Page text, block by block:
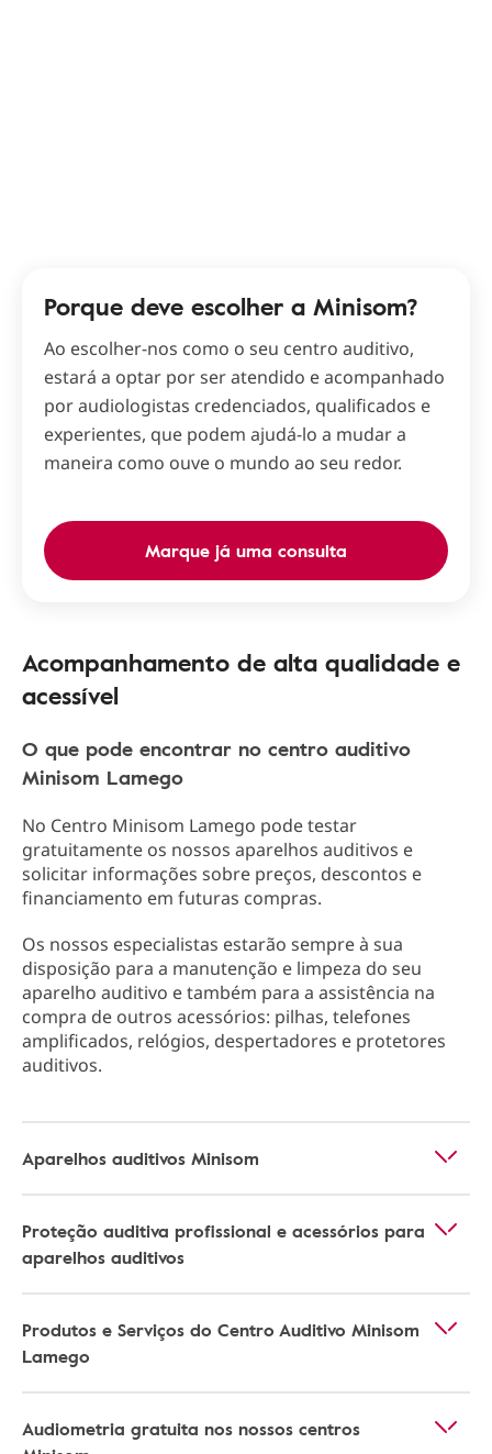
Porque deve escolher a Minisom?
Ao escolher-nos como o seu centro auditivo,
estará a optar por ser atendido e acompanhado
por audiologistas credenciados, qualificados e
experientes, que podem ajudá-lo a mudar a
maneira como ouve o mundo ao seu redor.
Marque já uma consulta
Acompanhamento de alta qualidade e
acessível
O que pode encontrar no centro auditivo
Minisom Lamego
No Centro Minisom Lamego pode testar
gratuitamente os nossos aparelhos auditivos e
solicitar informações sobre preços, descontos e
financiamento em futuras compras.
Os nossos especialistas estarão sempre à sua
disposição para a manutenção e limpeza do seu
aparelho auditivo e também para a assistência na
compra de outros acessórios: pilhas, telefones
amplificados, relógios, despertadores e protetores
auditivos.
Aparelhos auditivos Minisom
Proteção auditiva profissional e acessórios para
aparelhos auditivos
Produtos e Serviços do Centro Auditivo Minisom
Lamego
Audiometria gratuita nos nossos centros